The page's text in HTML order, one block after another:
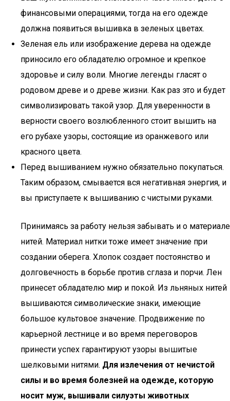
финансовыми операциями, тогда на его одежде
должна появиться вышивка в зеленых цветах.
Зеленая ель или изображение дерева на одежде
приносило его обладателю огромное и крепкое
здоровье и силу воли. Многие легенды гласят о
родовом древе и о древе жизни. Как раз это и будет
символизировать такой узор. Для уверенности в
верности своего возлюбленного стоит вышить на
его рубахе узоры, состоящие из оранжевого или
красного цвета.
Перед вышиванием нужно обязательно покупаться.
Таким образом, смывается вся негативная энергия, и
вы приступаете к вышиванию с чистыми руками.
Принимаясь за работу нельзя забывать и о материале
нитей. Материал нитки тоже имеет значение при
создании оберега. Хлопок создает постоянство и
долговечность в борьбе против сглаза и порчи. Лен
принесет обладателю мир и покой. Из льняных нитей
вышиваются символические знаки, имеющие
большое культовое значение. Продвижение по
карьерной лестнице и во время переговоров
принести успех гарантируют узоры вышитые
шелковыми нитями. Для излечения от нечистой
силы и во время болезней на одежде, которую
носит муж, вышивали силуэты животных